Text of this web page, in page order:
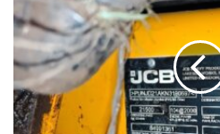
रेत
उत्खनन
पर
बड़ी
कार्रवाई
:
तीन